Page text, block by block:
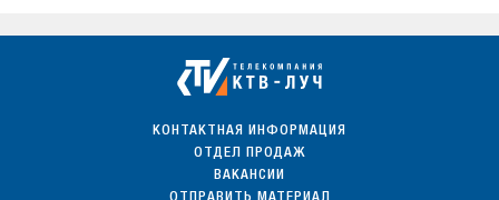
КОНТАКТНАЯ ИНФОРМАЦИЯ
ОТДЕЛ ПРОДАЖ
ВАКАНСИИ